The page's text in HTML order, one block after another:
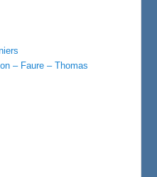
– Faure – Thomas